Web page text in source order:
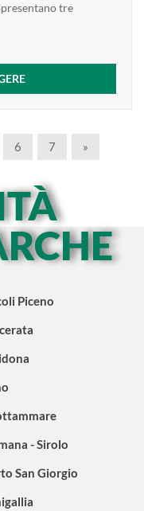
tre
6 7 »
Piceno
- Sirolo
San Giorgio